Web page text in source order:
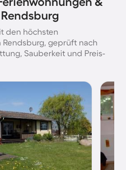
den höchsten
geprüft nach
Sauberkeit und Preis-